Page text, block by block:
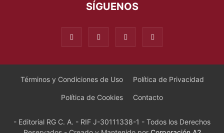
SÍGUENOS
Términos y Condiciones de Uso Política de Privacidad
Política de Cookies Contacto
- Editorial RG C. A. - RIF J-30111338-1 - Todos los Derechos